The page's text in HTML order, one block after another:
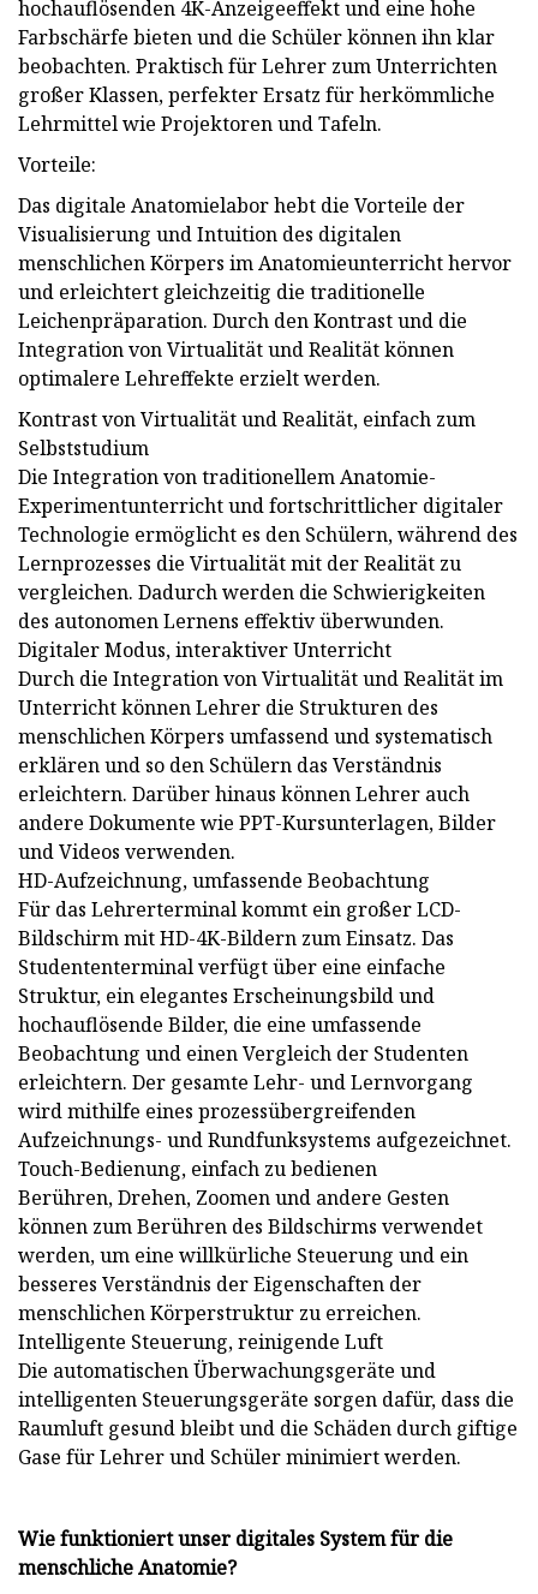
hochauflösenden 4K-Anzeigeeffekt und eine hohe
Farbschärfe bieten und die Schüler können ihn klar
beobachten. Praktisch für Lehrer zum Unterrichten
großer Klassen, perfekter Ersatz für herkömmliche
Lehrmittel wie Projektoren und Tafeln.
Vorteile:
Das digitale Anatomielabor hebt die Vorteile der
Visualisierung und Intuition des digitalen
menschlichen Körpers im Anatomieunterricht hervor
und erleichtert gleichzeitig die traditionelle
Leichenpräparation. Durch den Kontrast und die
Integration von Virtualität und Realität können
optimalere Lehreffekte erzielt werden.
Kontrast von Virtualität und Realität, einfach zum
Selbststudium
Die Integration von traditionellem Anatomie-
Experimentunterricht und fortschrittlicher digitaler
Technologie ermöglicht es den Schülern, während des
Lernprozesses die Virtualität mit der Realität zu
vergleichen. Dadurch werden die Schwierigkeiten
des autonomen Lernens effektiv überwunden.
Digitaler Modus, interaktiver Unterricht
Durch die Integration von Virtualität und Realität im
Unterricht können Lehrer die Strukturen des
menschlichen Körpers umfassend und systematisch
erklären und so den Schülern das Verständnis
erleichtern. Darüber hinaus können Lehrer auch
andere Dokumente wie PPT-Kursunterlagen, Bilder
und Videos verwenden.
HD-Aufzeichnung, umfassende Beobachtung
Für das Lehrerterminal kommt ein großer LCD-
Bildschirm mit HD-4K-Bildern zum Einsatz. Das
Studententerminal verfügt über eine einfache
Struktur, ein elegantes Erscheinungsbild und
hochauflösende Bilder, die eine umfassende
Beobachtung und einen Vergleich der Studenten
erleichtern. Der gesamte Lehr- und Lernvorgang
wird mithilfe eines prozessübergreifenden
Aufzeichnungs- und Rundfunksystems aufgezeichnet.
Touch-Bedienung, einfach zu bedienen
Berühren, Drehen, Zoomen und andere Gesten
können zum Berühren des Bildschirms verwendet
werden, um eine willkürliche Steuerung und ein
besseres Verständnis der Eigenschaften der
menschlichen Körperstruktur zu erreichen.
Intelligente Steuerung, reinigende Luft
Die automatischen Überwachungsgeräte und
intelligenten Steuerungsgeräte sorgen dafür, dass die
Raumluft gesund bleibt und die Schäden durch giftige
Gase für Lehrer und Schüler minimiert werden.
Wie funktioniert unser digitales System für die
menschliche Anatomie?